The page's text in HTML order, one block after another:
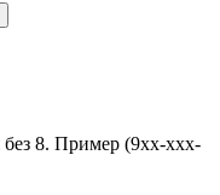
8. Пример (9хх-ххх-